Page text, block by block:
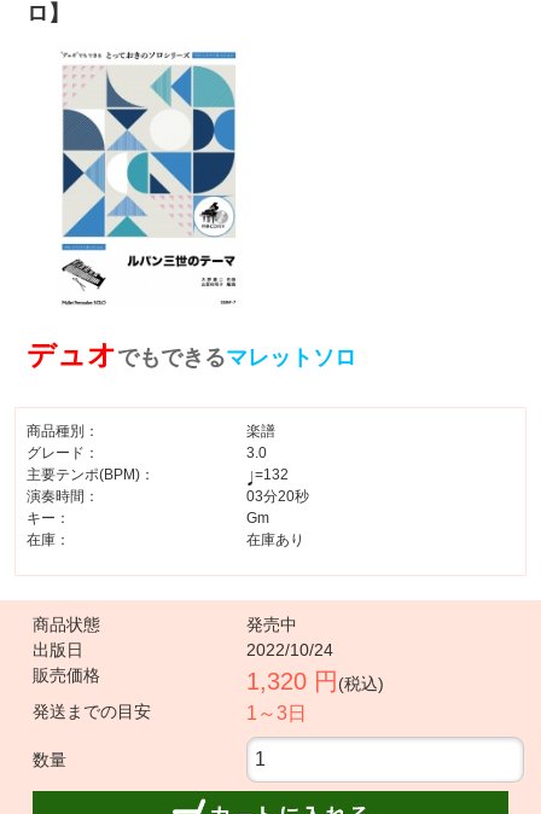
ロ】
デュオでもできるマレットソロ
商品種別：
楽譜
グレード：
3.0
主要テンポ(BPM)：
=132
演奏時間：
03分20秒
キー：
Gm
在庫：
在庫あり
商品状態
発売中
出版日
2022/10/24
販売価格
1,320 円 (税込)
発送までの目安
1～3日
数量